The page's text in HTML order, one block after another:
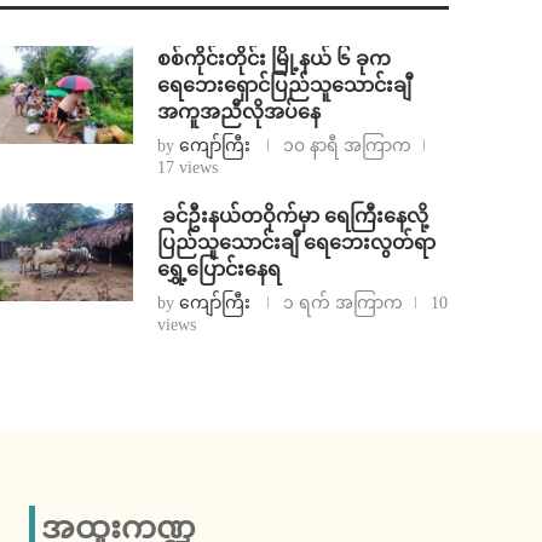
စစ်ကိုင်းတိုင်း မြို့နယ် ၆ ခုက
ရေဘေးရှောင်ပြည်သူသောင်းချီ
အကူအညီလိုအပ်နေ
byကျော်ကြီး
၁၀ နာရီ အကြာက
17 views
⁩ ⁨ခင်ဦးနယ်တဝိုက်မှာ ရေကြီးနေလို့
ပြည်သူသောင်းချီ ရေဘေးလွတ်ရာ
ရွှေ့ပြောင်းနေရ
byကျော်ကြီး ၁ ရက် အကြာက
10
views
အထူးကဏ္ဍ